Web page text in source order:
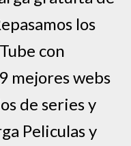
los
con
mejores webs
de series y
Peliculas y